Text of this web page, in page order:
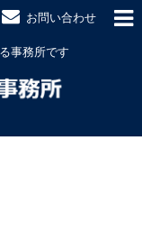
お問い合わせ
事務所です